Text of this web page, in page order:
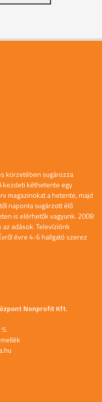
körzetében sugározza
kezdeti kéthetente egy
magazinokat a hetente, majd
naponta sugárzott élő
is elérhetők vagyunk. 2008
adások. Televíziónk
évre 4-6 hallgató szerez
Nonprofit Kft.